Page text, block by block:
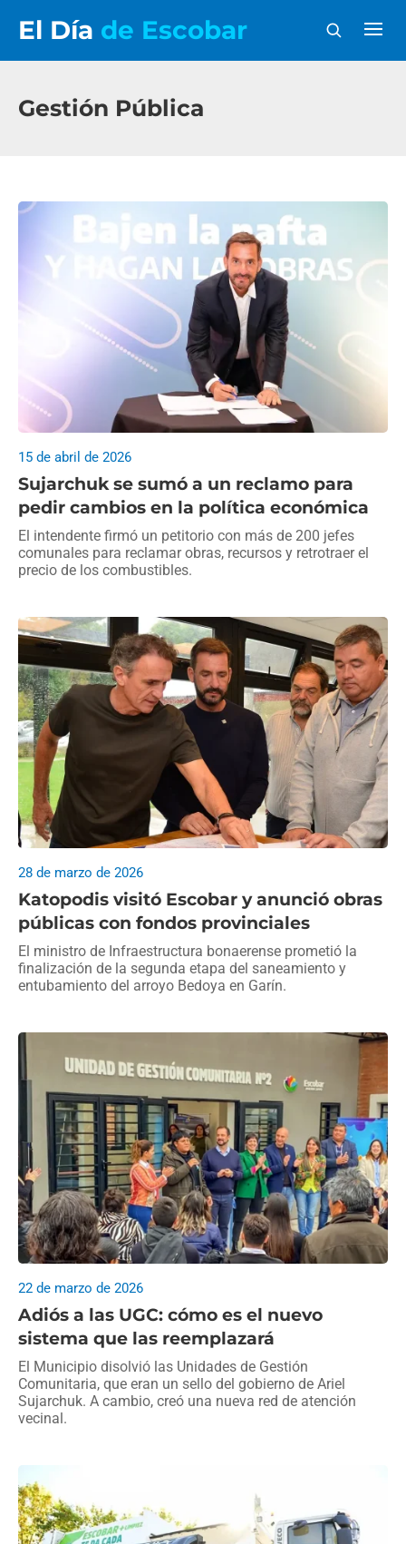
El Día de Escobar
Gestión Pública
Sujarchuk se sumó a un reclamo para
pedir cambios en la política económica
15 de abril de 2026
El intendente firmó un petitorio con más de 200 jefes
comunales para reclamar obras, recursos y retrotraer el
precio de los combustibles.
Katopodis visitó Escobar y anunció obras
públicas con fondos provinciales
28 de marzo de 2026
El ministro de Infraestructura bonaerense prometió la
finalización de la segunda etapa del saneamiento y
entubamiento del arroyo Bedoya en Garín.
Adiós a las UGC: cómo es el nuevo
sistema que las reemplazará
22 de marzo de 2026
El Municipio disolvió las Unidades de Gestión
Comunitaria, que eran un sello del gobierno de Ariel
Sujarchuk. A cambio, creó una nueva red de atención
vecinal.